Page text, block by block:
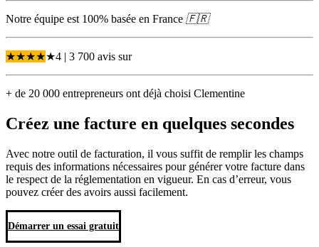
Notre équipe est 100% basée en France 🇫🇷
★★★★★4 | 3 700 avis sur
+ de 20 000 entrepreneurs ont déjà choisi Clementine
Créez une facture en quelques secondes
Avec notre outil de facturation, il vous suffit de remplir les champs
requis des informations nécessaires pour générer votre facture dans
le respect de la réglementation en vigueur. En cas d’erreur, vous
pouvez créer des avoirs aussi facilement.
Démarrer un essai gratuit